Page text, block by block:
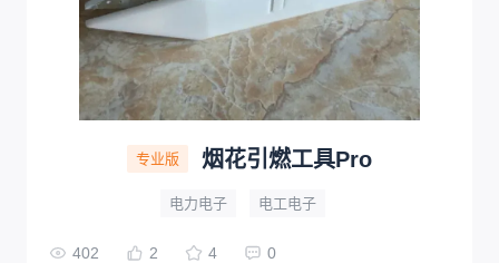
专业版 烟花引燃工具Pro
电力电子 电工电子
402 2 4
0